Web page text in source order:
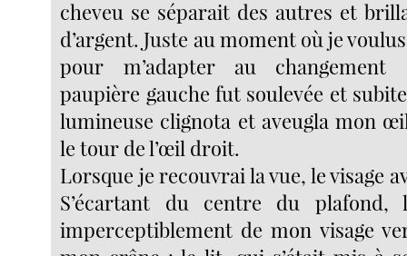
cheveu se séparait des autres et
d’argent. Juste au moment où je
pour m’adapter au changement
paupière gauche fut soulevée et
lumineuse clignota et aveugla mon
le tour de l’œil droit.
Lorsque je recouvrai la vue, le visage
S’écartant du centre du plafond,
imperceptiblement de mon visage